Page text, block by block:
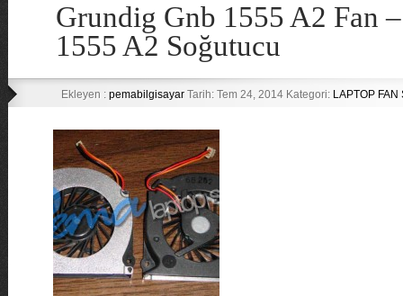
Grundig Gnb 1555 A2 Fan
1555 A2 Soğutucu
Ekleyen : pemabilgisayarTarih: Tem 24, 2014 Kategori: LAPTOP